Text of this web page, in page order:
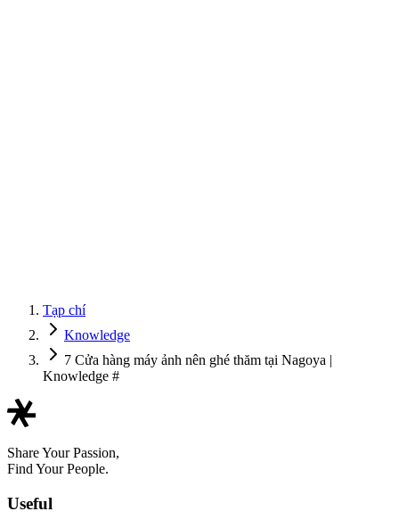
Tạp chí
Knowledge
7 Cửa hàng máy ảnh nên ghé thăm tại Nagoya |
Knowledge #
Share Your Passion,
Find Your People.
Useful